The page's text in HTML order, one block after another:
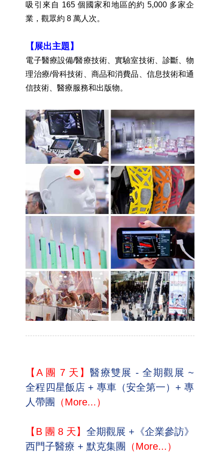
吸引來自 165 個國家和地區的約 5,000 多家企
業，觀眾約 8 萬人次。
【展出主題】
電子醫療設備/醫療技術、實驗室技術、診斷、物
理治療/骨科技術、商品和消費品、信息技術和通
信技術、醫療服務和出版物。
【A 團 7 天】醫療雙展 - 全期觀展 ~
全程四星飯店 + 專車（安全第一）+ 專
人帶團
（More...）
【B 團 8 天】 全期觀展 +《企業參訪》
西門子醫療 + 默克集團
（More...）